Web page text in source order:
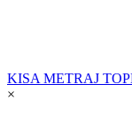
KISA METRAJ
×